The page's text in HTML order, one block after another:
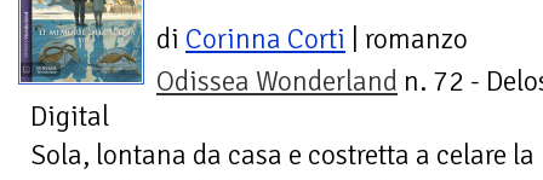
di Corinna Corti | romanzo
Odissea Wonderland n. 72 -
Digital
Sola, lontana da casa e costretta a celare